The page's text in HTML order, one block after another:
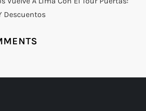
Descuentos